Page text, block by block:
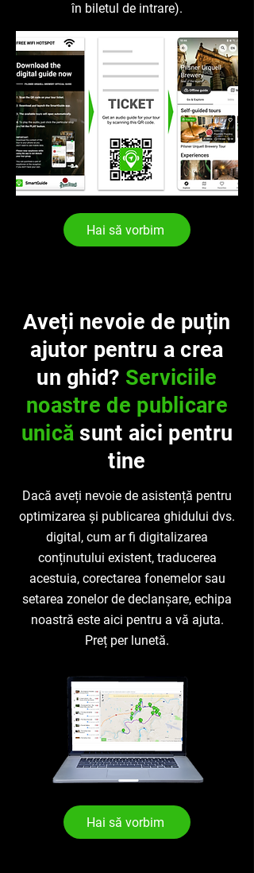
în biletul de intrare).
Hai să vorbim
Aveți nevoie de puțin
ajutor pentru a crea
un ghid? Serviciile
noastre de publicare
unică sunt aici pentru
tine
Dacă aveți nevoie de asistență pentru
optimizarea și publicarea ghidului dvs.
digital, cum ar fi digitalizarea
conținutului existent, traducerea
acestuia, corectarea fonemelor sau
setarea zonelor de declanșare, echipa
noastră este aici pentru a vă ajuta.
Preț per lunetă.
Hai să vorbim